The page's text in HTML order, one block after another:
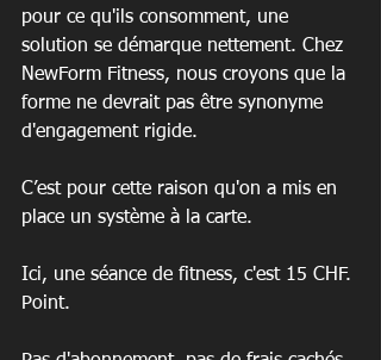
pour ce qu'ils consomment, une
solution se démarque nettement. Chez
NewForm Fitness, nous croyons que la
forme ne devrait pas être synonyme
d'engagement rigide.
C’est pour cette raison qu'on a mis en
place un système à la carte.
Ici, une séance de fitness, c'est 15 CHF.
Point.